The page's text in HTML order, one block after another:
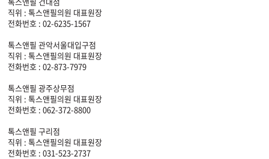
직위 : 톡스앤필의원 대표원장
전화번호 : 02-6235-1567
톡스앤필 관악서울대입구점
직위 : 톡스앤필의원 대표원장
전화번호 : 02-873-7979
톡스앤필 광주상무점
직위 : 톡스앤필의원 대표원장
전화번호 : 062-372-8800
톡스앤필 구리점
직위 : 톡스앤필의원 대표원장
전화번호 : 031-523-2737